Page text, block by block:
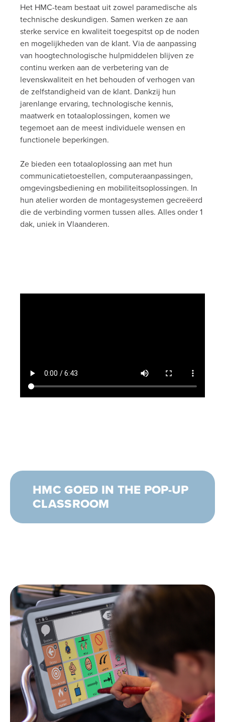
Het HMC-team bestaat uit zowel paramedische als
technische deskundigen. Samen werken ze aan
sterke service en kwaliteit toegespitst op de noden
en mogelijkheden van de klant. Via de aanpassing
van hoogtechnologische hulpmiddelen blijven ze
continu werken aan de verbetering van de
levenskwaliteit en het behouden of verhogen van
de zelfstandigheid van de klant. Dankzij hun
jarenlange ervaring, technologische kennis,
maatwerk en totaaloplossingen, komen we
tegemoet aan de meest individuele wensen en
functionele beperkingen.
Ze bieden een totaaloplossing aan met hun
communicatietoestellen, computeraanpassingen,
omgevingsbediening en mobiliteitsoplossingen. In
hun atelier worden de montagesystemen gecreëerd
die de verbinding vormen tussen alles. Alles onder 1
dak, uniek in Vlaanderen.
HMC GOED IN THE POP-UP
CLASSROOM